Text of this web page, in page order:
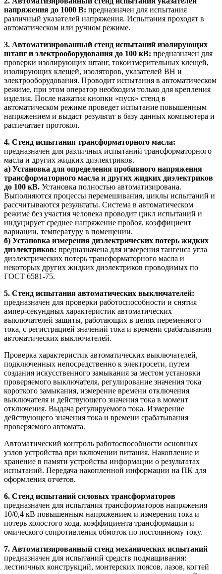
напряжения до 1000 В: предназначен для испытания
различный указателей напряжения. Испытания проходят в
автоматическом или ручном режиме.
3. Автоматизированный стенд испытаний изолирующих
штанг и электрооборудования до 100 кВ: предназначен для
проверки изолирующих штанг, токоизмерительных клещей,
изолирующих клещей, изоляторов, указателей ВН и
электрооборудования. Проводит испытания в автоматическом
режиме, при этом оператор необходим только для крепления
изделия. После нажатия кнопки «пуск» стенд в
автоматическом режиме проведет испытание повышенным
напряжением и выдаст результат в базу данных компьютера и
распечатает протокол.
4. Стенд испытания трансформаторного масла:
предназначен для различных испытаний трансформаторного
масла и других жидких диэлектриков.
a) Установка для определения пробивного напряжения
трансформаторного масла и других жидких диэлектриков
до 100 кВ. Установка полностью автоматизирована.
Выполняются процессы перемешивания, циклы испытаний и
рассчитываются результаты. Система в автоматическом
режиме без участия человека проводит цикл испытаний и
индуцирует среднее напряжение пробоя, коэффициент
вариации, температуру в помещении.
б) Установка измерения диэлектрических потерь жидких
диэлектриков: предназначена для измерения тангенса угла
диэлектрических потерь трансформаторного масла и
некоторых других жидких диэлектриков проводимых по
ГОСТ 6581-75.
5. Стенд испытания автоматических выключателей:
предназначен для проверки работоспособности и снятия
ампер-секундных характеристик автоматических
выключателей защиты, работающих в цепях переменного
тока, с регистрацией значений тока и времени срабатывания
автоматических выключателей.
Проверка характеристик автоматических выключателей,
подключенных непосредственно к электросети, путем
создания искусственного замыкания за местом установки
проверяемого выключателя, регулирование значения тока
короткого замыкания, измерение времени отключения
выключателя и действующего значения тока в момент
отключения. Выдача регулируемого тока. Измерение
действующего значения тока и времени срабатывания
проверяемого автомата.
Автоматический контроль работоспособности основных
узлов устройства при включении питания. Накопление и
хранение в памяти устройства информации о результатах
испытаний. Передача накопленной информации на ПК для
оформления отчетов.
6. Стенд испытаний силовых трансформаторов
предназначен для испытания трансформаторов напряжения
10/0,4 кВ повышенным напряжением и измерения тока и
потерь холостого хода, коэффициента трансформации и
омического сопротивления обмоток по постоянному току.
7. Автоматизированный стенд механических испытаний
предназначен для испытаний средств подмащивания:
лестничных конструкций, монтерских поясов, лазов, когтей